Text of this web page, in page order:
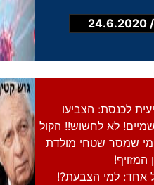
לכנסת: הצביעו
לא לחשוש!! הקול
שמסר שטחי מולדת
אחד: למי הצבעת?!